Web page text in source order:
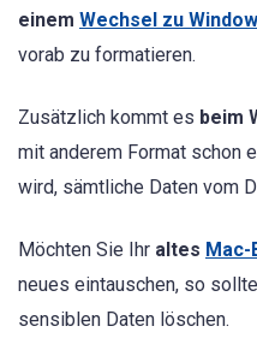
einem Wechsel zu
vorab zu formatieren.
Zusätzlich kommt es beim
mit anderem Format schon
wird, sämtliche Daten vom
Möchten Sie Ihr altes Mac-
neues eintauschen, so
sensiblen Daten löschen.